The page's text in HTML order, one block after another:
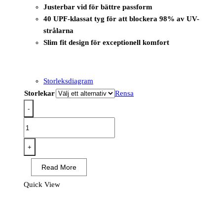
Justerbar vid för bättre passform
40 UPF-klassat tyg för att blockera 98% av UV-
strålarna
Slim fit design för exceptionell komfort
Storleksdiagram
Storlekar
Rensa
-
WX2
Eco
Vandringsbyxa
Stretch
+
Read More
Quick View